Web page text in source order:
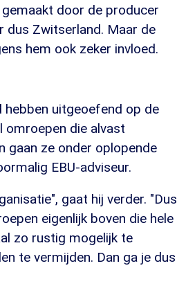
door de producer
dus Zwitserland. Maar de
hem ook zeker invloed.
hebben uitgeoefend op de
omroepen die alvast
gaan ze onder oplopende
EBU-adviseur.
gaat hij verder. "Dus
eigenlijk boven die hele
zo rustig mogelijk te
te vermijden. Dan ga je dus